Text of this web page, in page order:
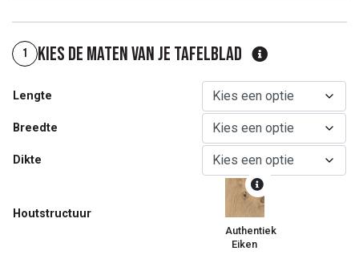
1 Kies de maten van je tafelblad
Lengte
Breedte
Dikte
Houtstructuur
Authentiek
Eiken